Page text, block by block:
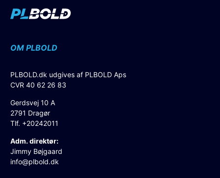
OM PLBOLD
PLBOLD.dk udgives af PLBOLD Aps
CVR 40 62 26 83
Gerdsvej 10 A
2791 Dragør
Tlf. +20242011
Adm. direktør:
Jimmy Bøjgaard
info@plbold.dk